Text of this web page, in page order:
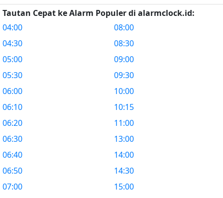
Tautan Cepat ke Alarm Populer di alarmclock.id:
04:00
04:30
05:00
05:30
06:00
06:10
06:20
06:30
06:40
06:50
07:00
08:00
08:30
09:00
09:30
10:00
10:15
11:00
13:00
14:00
14:30
15:00